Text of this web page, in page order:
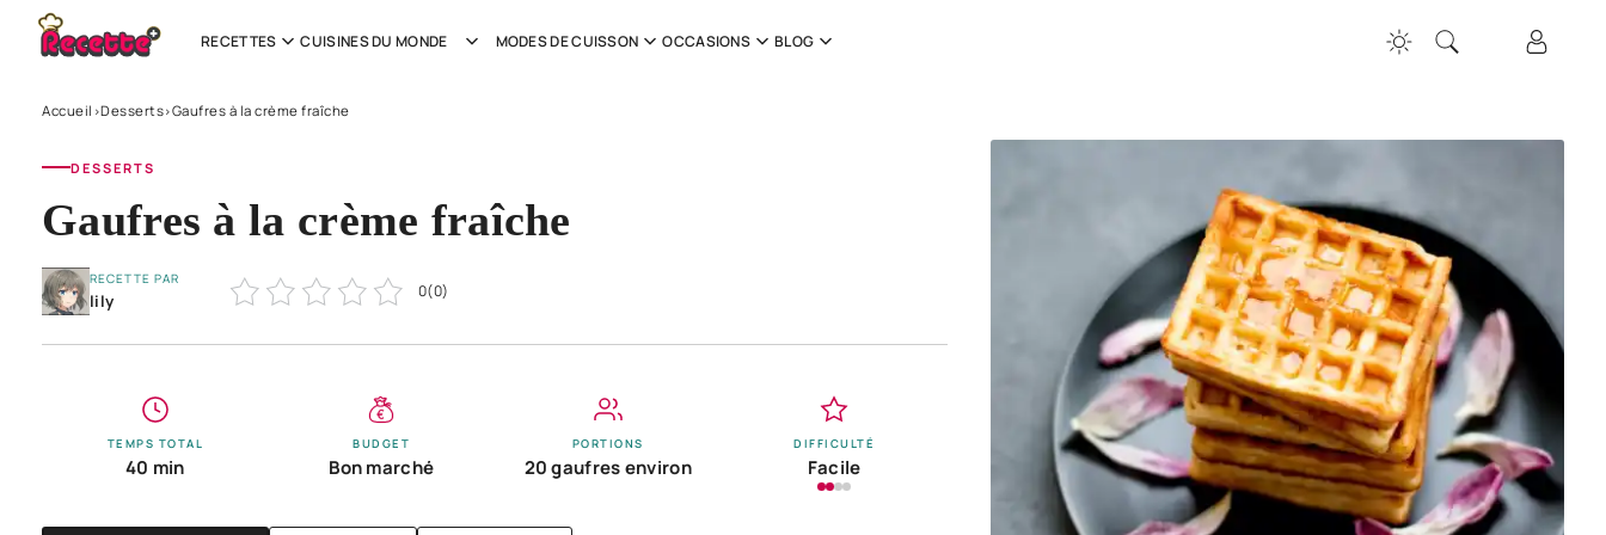
RECETTES CUISINES DU MONDE MODES DE CUISSON OCCASIONS BLOG
Accueil ›Desserts›Gaufres à la crème fraîche
DESSERTS
Gaufres à la crème fraîche
RECETTE PAR
lily 0(0)
TEMPS TOTAL
40 min
BUDGET
Bon marché
PORTIONS
20 gaufres environ
DIFFICULTÉ
Facile